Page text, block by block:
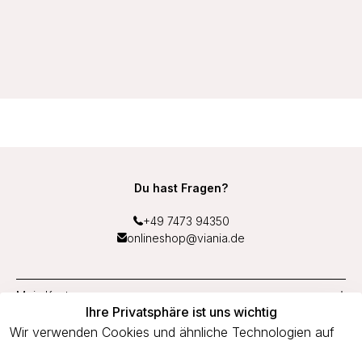
Ihre Privatsphäre ist uns wichtig
Wir verwenden Cookies und ähnliche Technologien auf
Du hast Fragen?
+49 7473 94350
onlineshop@viania.de
Mein Konto
Service